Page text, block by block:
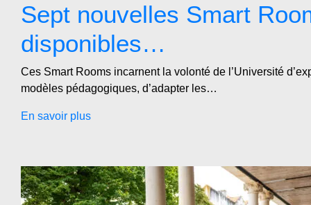
Sept nouvelles Smart
disponibles…
Ces Smart Rooms incarnent la volonté de l’Université
modèles pédagogiques, d’adapter les…
En savoir plus